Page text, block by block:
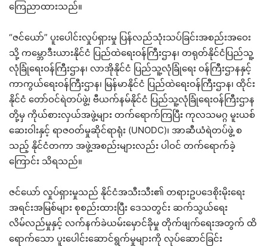
ကြေညာထားသည်။
“ဇင်ယော်” ပူးပေါင်းလှုပ်ရှားမှု ပြန်လည်သုံးသပ်ခြင်းအစည်းအဝေး
သို့ ကမ္ဘောဒီးယားနိုင်ငံ ပြည်ထဲရေးဝန်ကြီးဌာန၊ တရုတ်နိုင်ငံပြည်သူ့
လုံခြုံရေးဝန်ကြီးဌာန၊ လာအိုနိုင်ငံ ပြည်သူ့လုံခြုံရေး ဝန်ကြီးဌာနနှင့်
ကာကွယ်ရေးဝန်ကြီးဌာန၊ မြန်မာနိုင်ငံ ပြည်ထဲရေးဝန်ကြီးဌာန၊ ထိုင်း
နိုင်ငံ တော်ဝင်ရဲတပ်ဖွဲ့၊ ဗီယက်နမ်နိုင်ငံ ပြည်သူ့လုံခြုံရေးဝန်ကြီးဌာန
တို့မှ ကိုယ်စားလှယ်အဖွဲ့များ တက်ရောက်ကြပြီး ကုလသမဂ္ဂ မူးယစ်
ဆေးဝါးနှင့် ရာဇဝတ်မှုဆိုင်ရာရုံး (UNODC)၊ အာဆီယံရဲတပ်ဖွဲ့ စ
သည့် နိုင်ငံတကာ အဖွဲ့အစည်းများလည်း ပါဝင် တက်ရောက်ခဲ့
ကြောင်း သိရသည်။
ဇင်ယော် လှုပ်ရှားမှုသည် နိုင်ငံအသီးသီး၏ တရားဥပဒေစိုးမိုးရေး
အရင်းအမြစ်များ စုစည်းထားပြီး ဒေသတွင်း ဆက်သွယ်ရေး
လိမ်လည်မှုနှင့် လက်နက်ခဲယမ်းမှောင်ခိုမှု တိုက်ဖျက်ရေးအတွက် ထိ
ရောက်သော ပူးပေါင်းဆောင်ရွက်မှုများကို လုပ်ဆောင်ခြင်း